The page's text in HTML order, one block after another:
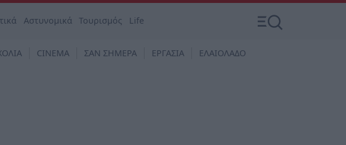
Αστυνομικά Τουρισμός Life
CINEMA ΣΑΝ ΣΗΜΕΡΑ ΕΡΓΑΣΙΑ ΕΛΑΙΟΛΑΔΟ